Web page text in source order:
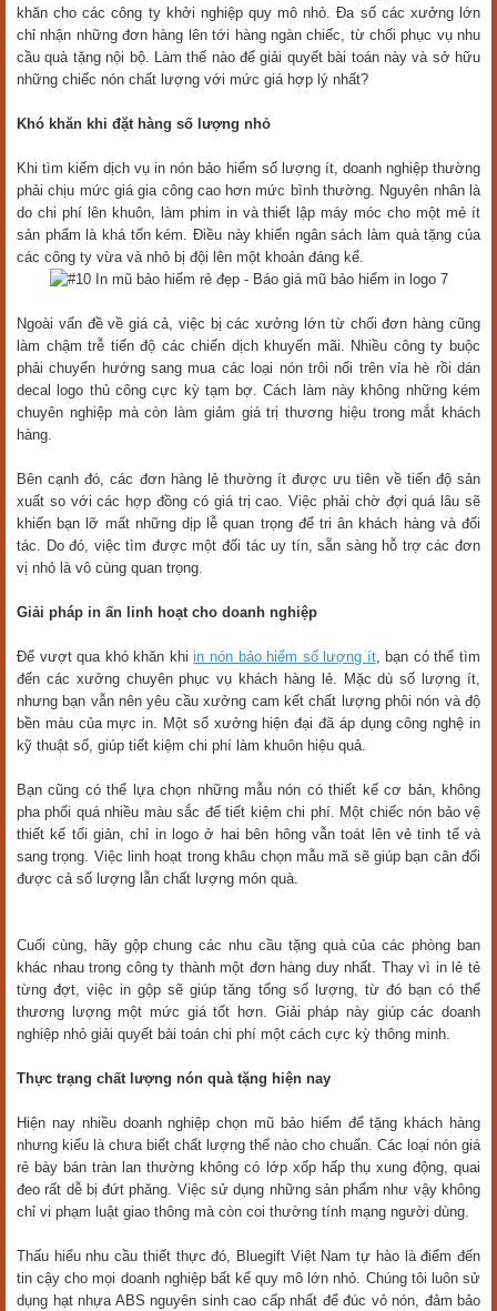
khăn cho các công ty khởi nghiệp quy mô nhỏ. Đa số các xưởng lớn
chỉ nhận những đơn hàng lên tới hàng ngàn chiếc, từ chối phục vụ nhu
cầu quà tặng nội bộ. Làm thế nào để giải quyết bài toán này và sở hữu
những chiếc nón chất lượng với mức giá hợp lý nhất?
Khó khăn khi đặt hàng số lượng nhỏ
Khi tìm kiếm dịch vụ in nón bảo hiểm số lượng ít, doanh nghiệp thường
phải chịu mức giá gia công cao hơn mức bình thường. Nguyên nhân là
do chi phí lên khuôn, làm phim in và thiết lập máy móc cho một mẻ ít
sản phẩm là khá tốn kém. Điều này khiến ngân sách làm quà tặng của
các công ty vừa và nhỏ bị đội lên một khoản đáng kể.
Ngoài vấn đề về giá cả, việc bị các xưởng lớn từ chối đơn hàng cũng
làm chậm trễ tiến độ các chiến dịch khuyến mãi. Nhiều công ty buộc
phải chuyển hướng sang mua các loại nón trôi nổi trên vỉa hè rồi dán
decal logo thủ công cực kỳ tạm bợ. Cách làm này không những kém
chuyên nghiệp mà còn làm giảm giá trị thương hiệu trong mắt khách
hàng.
Bên cạnh đó, các đơn hàng lẻ thường ít được ưu tiên về tiến độ sản
xuất so với các hợp đồng có giá trị cao. Việc phải chờ đợi quá lâu sẽ
khiến bạn lỡ mất những dịp lễ quan trọng để tri ân khách hàng và đối
tác. Do đó, việc tìm được một đối tác uy tín, sẵn sàng hỗ trợ các đơn
vị nhỏ là vô cùng quan trọng.
Giải pháp in ấn linh hoạt cho doanh nghiệp
Để vượt qua khó khăn khiin nón bảo hiểm số lượng ít, bạn có thể tìm
đến các xưởng chuyên phục vụ khách hàng lẻ. Mặc dù số lượng ít,
nhưng bạn vẫn nên yêu cầu xưởng cam kết chất lượng phôi nón và độ
bền màu của mực in. Một số xưởng hiện đại đã áp dụng công nghệ in
kỹ thuật số, giúp tiết kiệm chi phí làm khuôn hiệu quả.
Bạn cũng có thể lựa chọn những mẫu nón có thiết kế cơ bản, không
pha phối quá nhiều màu sắc để tiết kiệm chi phí. Một chiếc nón bảo vệ
thiết kế tối giản, chỉ in logo ở hai bên hông vẫn toát lên vẻ tinh tế và
sang trọng. Việc linh hoạt trong khâu chọn mẫu mã sẽ giúp bạn cân đối
được cả số lượng lẫn chất lượng món quà.
Cuối cùng, hãy gộp chung các nhu cầu tặng quà của các phòng ban
khác nhau trong công ty thành một đơn hàng duy nhất. Thay vì in lẻ tẻ
từng đợt, việc in gộp sẽ giúp tăng tổng số lượng, từ đó bạn có thể
thương lượng một mức giá tốt hơn. Giải pháp này giúp các doanh
nghiệp nhỏ giải quyết bài toán chi phí một cách cực kỳ thông minh.
Thực trạng chất lượng nón quà tặng hiện nay
Hiện nay nhiều doanh nghiệp chọn mũ bảo hiểm để tặng khách hàng
nhưng kiểu là chưa biết chất lượng thế nào cho chuẩn. Các loại nón giá
rẻ bày bán tràn lan thường không có lớp xốp hấp thụ xung động, quai
đeo rất dễ bị đứt phăng. Việc sử dụng những sản phẩm như vậy không
chỉ vi phạm luật giao thông mà còn coi thường tính mạng người dùng.
Thấu hiểu nhu cầu thiết thực đó, Bluegift Việt Nam tự hào là điểm đến
tin cậy cho mọi doanh nghiệp bất kể quy mô lớn nhỏ. Chúng tôi luôn sử
dụng hạt nhựa ABS nguyên sinh cao cấp nhất để đúc vỏ nón, đảm bảo